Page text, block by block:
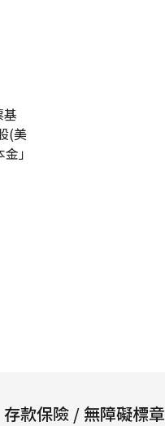
(美
」
存款保險 / 無障礙標章